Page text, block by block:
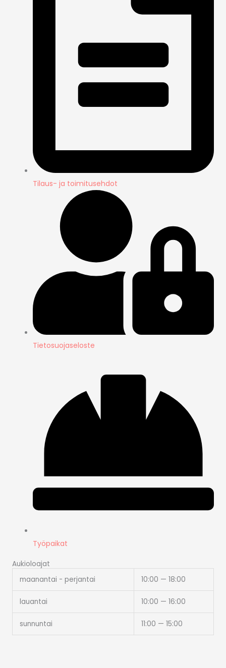
Tilaus- ja toimitusehdot
Tietosuojaseloste
Työpaikat
Aukioloajat
maanantai - perjantai
10:00 — 18:00
lauantai 10:00 — 16:00
sunnuntai 11:00 — 15:00